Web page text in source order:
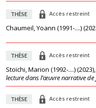
THÈSE Accès restreint
Chaumeil, Yoann (1991-....)(
THÈSE Accès restreint
Stoïchi, Marion (1992-....)(2023),
lecture dans l’œuvre narrative de
THÈSE Accès restreint